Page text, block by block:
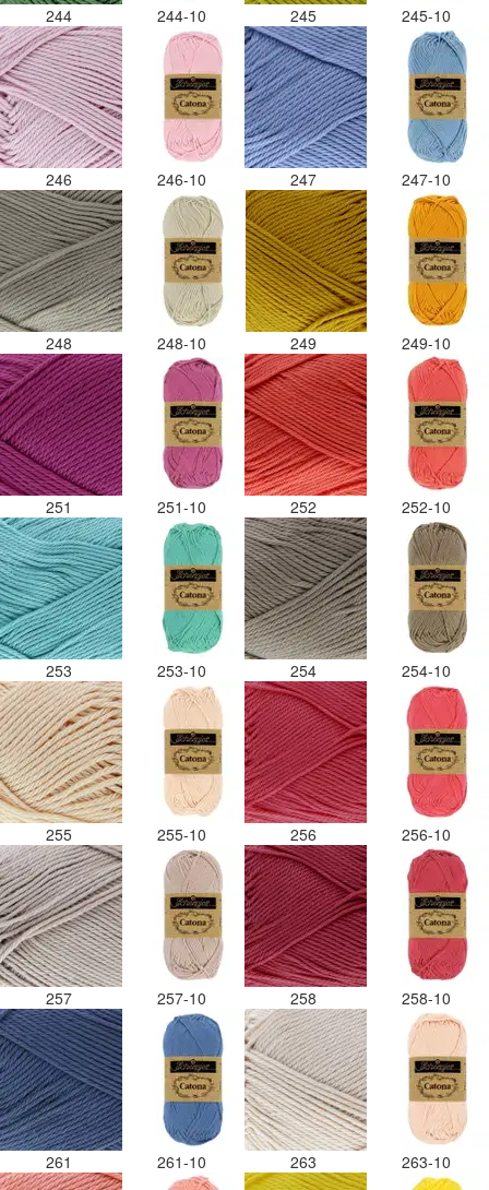
244 244-10 245 245-10
246 246-10 247 247-10
248 248-10 249 249-10
251 251-10 252 252-10
253 253-10 254 254-10
255 255-10 256 256-10
257 257-10 258 258-10
261 261-10 263 263-10